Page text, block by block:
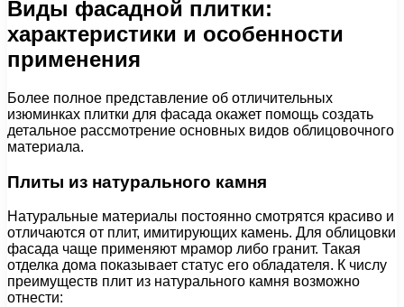
Виды фасадной плитки:
характеристики и особенности
применения
Более полное представление об отличительных
изюминках плитки для фасада окажет помощь создать
детальное рассмотрение основных видов облицовочного
материала.
Плиты из натурального камня
Натуральные материалы постоянно смотрятся красиво и
отличаются от плит, имитирующих камень. Для облицовки
фасада чаще применяют мрамор либо гранит. Такая
отделка дома показывает статус его обладателя. К числу
преимуществ плит из натурального камня возможно
отнести: